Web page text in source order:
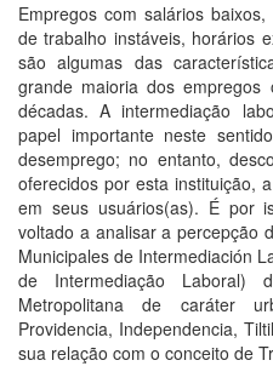
Empregos com salários
de trabalho instáveis, horários
são algumas das
grande maioria dos
décadas. A intermediação
papel importante neste
desemprego; no entanto,
oferecidos por esta instituição,
em seus usuários(as). É por
voltado a analisar a percepção
Municipales de Intermediación
de Intermediação Laboral)
Metropolitana de caráter
Providencia, Independencia,
sua relação com o conceito de